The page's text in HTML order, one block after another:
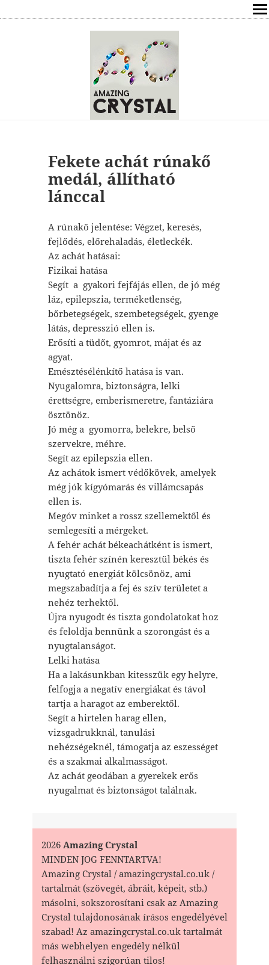
ÍRÁSOK
ÁSVÁNYOK HATÁSAI
ELÉRHETŐSÉG
ONLINE GYÓGYÍTÁS,TANÁCSADÁS
VÁSÁRLÁS / KOSÁR
Fekete achát rúnakő
medál, állítható
lánccal
A rúnakő jelentése: Végzet, keresés,
fejlődés, előrehaladás, életleckék.
Az achát hatásai:
Fizikai hatása
Segít a gyakori fejfájás ellen, de jó még
láz, epilepszia, terméketlenség,
bőrbetegségek, szembetegségek, gyenge
látás, depresszió ellen is.
Erősíti a tüdőt, gyomrot, májat és az
agyat.
Emésztésélénkítő hatása is van.
Nyugalomra, biztonságra, lelki
érettségre, emberismeretre, fantáziára
ösztönöz.
Jó még a gyomorra, belekre, belső
szervekre, méhre.
Segít az epilepszia ellen.
Az achátok ismert védőkövek, amelyek
még jók kígyómarás és villámcsapás
ellen is.
Megóv minket a rossz szellemektől és
semlegesíti a mérgeket.
A fehér achát békeachátként is ismert,
tiszta fehér színén keresztül békés és
nyugtató energiát kölcsönöz, ami
megszabadítja a fej és szív területet a
nehéz terhektől.
Újra nyugodt és tiszta gondolatokat hoz
és feloldja bennünk a szorongást és a
nyugtalanságot.
Lelki hatása
Ha a lakásunkban kitesszük egy helyre,
felfogja a negatív energiákat és távol
tartja a haragot az emberektől.
Segít a hirtelen harag ellen,
vizsgadrukknál, tanulási
nehézségeknél, támogatja az eszességet
és a szakmai alkalmasságot.
Az achát geodában a gyerekek erős
nyugalmat és biztonságot találnak.
2026Amazing Crystal
MINDEN JOG FENNTARTVA!
Amazing Crystal / amazingcrystal.co.uk /
tartalmát (szövegét, ábráit, képeit, stb.)
másolni, sokszorosítani csak az Amazing
Crystal tulajdonosának írásos engedélyével
szabad! Az amazingcrystal.co.uk tartalmát
más webhelyen engedély nélkül
felhasználni szigorúan tilos!